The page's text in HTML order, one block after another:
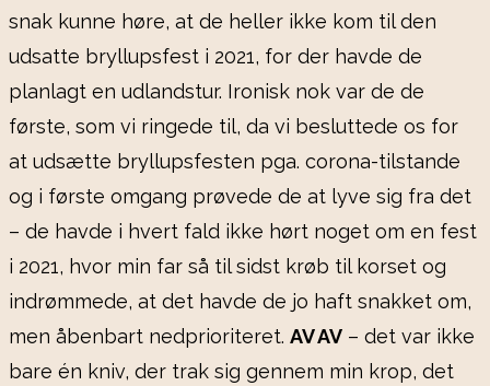
snak kunne høre, at de heller ikke kom til den
udsatte bryllupsfest i 2021, for der havde de
planlagt en udlandstur. Ironisk nok var de de
første, som vi ringede til, da vi besluttede os for
at udsætte bryllupsfesten pga. corona-tilstande
og i første omgang prøvede de at lyve sig fra det
– de havde i hvert fald ikke hørt noget om en fest
i 2021, hvor min far så til sidst krøb til korset og
indrømmede, at det havde de jo haft snakket om,
men åbenbart nedprioriteret. AV AV – det var ikke
bare én kniv, der trak sig gennem min krop, det